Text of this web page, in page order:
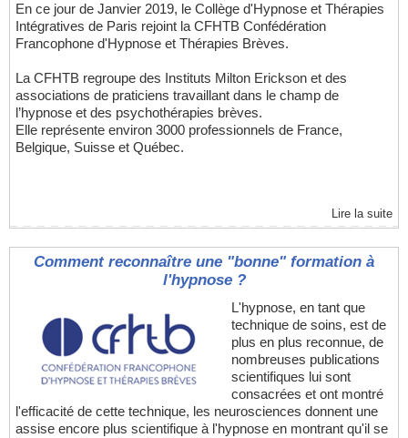
En ce jour de Janvier 2019, le Collège d'Hypnose et Thérapies
Intégratives de Paris rejoint la CFHTB Confédération
Francophone d'Hypnose et Thérapies Brèves.
La CFHTB regroupe des Instituts Milton Erickson et des
associations de praticiens travaillant dans le champ de
l’hypnose et des psychothérapies brèves.
Elle représente environ 3000 professionnels de France,
Belgique, Suisse et Québec.
Lire la suite
Comment reconnaître une "bonne" formation à
l'hypnose ?
L'hypnose, en tant que
technique de soins, est de
plus en plus reconnue, de
nombreuses publications
scientifiques lui sont
consacrées et ont montré
l'efficacité de cette technique, les neurosciences donnent une
assise encore plus scientifique à l'hypnose en montrant qu'il se